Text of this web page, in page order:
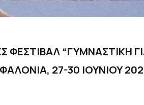
ΦΕΣΤΙΒΑΛ “ΓΥΜΝΑΣΤΙΚΗ
27-30 ΙΟΥΝΙΟΥ